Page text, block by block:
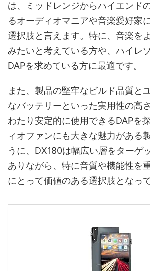
は、ミッドレンジからハイエンド
るオーディオマニアや音楽愛好家
選択肢と言えます。特に、音楽を
みたいと考えている方や、ハイレ
DAPを求めている方に最適です。
また、製品の堅牢なビルド品質と
なバッテリーといった実用性の高
わたり安定的に使用できるDAPを
ィオファンにも大きな魅力がある
うに、DX180は幅広い層をターゲ
ありながら、特に音質や機能性を
にとって価値のある選択肢となっ